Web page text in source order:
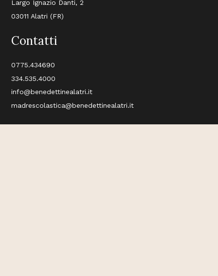
Largo Ignazio Danti, 2
03011 Alatri (FR)
Contatti
0775.434690
334.535.4000
info@benedettinealatri.it
madrescolastica@benedettinealatri.it